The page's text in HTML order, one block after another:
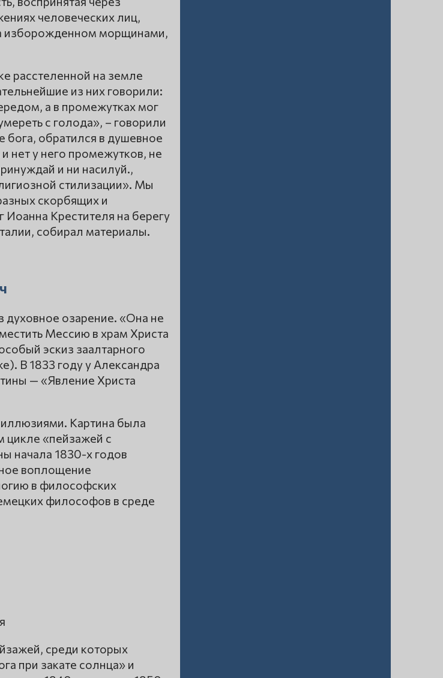
человеческих лиц,
изборожденном морщинами,
расстеленной на земле
из них говорили:
а в промежутках мог
с голода», – говорили
бога, обратился в душевное
нет у него промежутков, не
и ни насилуй.,
стилизации». Мы
скорбящих и
Крестителя на берегу
собирал материалы.
духовное озарение. «Она не
Мессию в храм Христа
эскиз заалтарного
В 1833 году у Александра
— «Явление Христа
Картина была
цикле «пейзажей с
начала 1830-х годов
воплощение
в философских
философов в среде
среди которых
при закате солнца» и